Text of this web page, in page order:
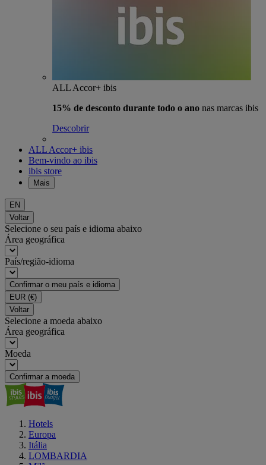
ALL Accor+ ibis
15% de desconto durante todo o ano nas marcas ibis
Descobrir
ALL Accor+ ibis
Bem-vindo ao ibis
ibis store
Mais
EN
Voltar
Selecione o seu país e idioma abaixo
Área geográfica
País/região-idioma
Confirmar o meu país e idioma
EUR (€)
Voltar
Selecione a moeda abaixo
Área geográfica
Moeda
Confirmar a moeda
Hotels
Europa
Itália
LOMBARDIA